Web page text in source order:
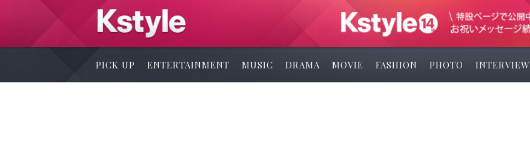
PICK UP ENTERTAINMENT MUSIC DRAMA MOVIE FASHION PHOTO INTERVIEW